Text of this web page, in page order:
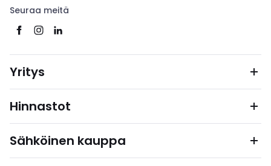
Seuraa meitä
Yritys
Hinnastot
Sähköinen kauppa